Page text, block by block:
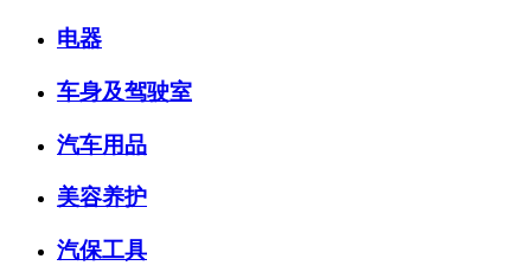
电器
车身及驾驶室
汽车用品
美容养护
汽保工具